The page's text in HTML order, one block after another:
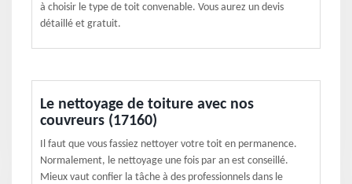
à choisir le type de toit convenable. Vous aurez un devis
détaillé et gratuit.
Le nettoyage de toiture avec nos
couvreurs (17160)
Il faut que vous fassiez nettoyer votre toit en permanence.
Normalement, le nettoyage une fois par an est conseillé.
Mieux vaut confier la tâche à des professionnels dans le